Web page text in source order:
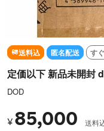
送料込 匿名配送 す
定価以下 新品未開封
DOD
¥ 85,000 送料